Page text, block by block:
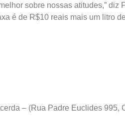
sobre nossas atitudes,” diz
é de R$10 reais mais um litro
– (Rua Padre Euclides 995,